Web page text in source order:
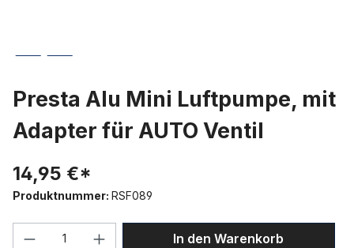
Presta Alu Mini Luftpumpe, mit
Adapter für AUTO Ventil
14,95 €*
Produktnummer: RSF089
Produkt Anzahl: Gib den gewünschten
In den Warenkorb